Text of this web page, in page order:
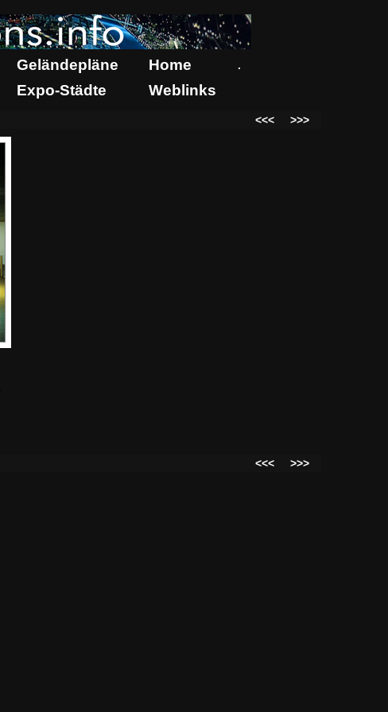
Geländepläne Home .
Expo-Städte Weblinks
<<< >>>
<<<
>>>